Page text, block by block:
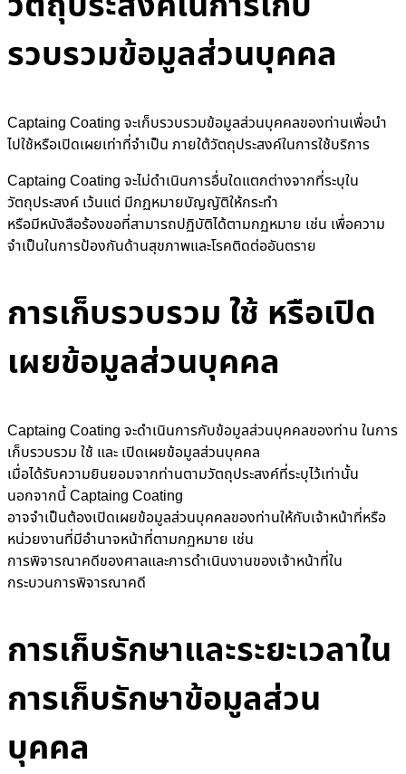
รวบรวมข้อมูลส่วนบุคคล
Captaing Coating จะเก็บรวบรวมข้อมูลส่วนบุคคลของท่านเพื่อนำ
ไปใช้หรือเปิดเผยเท่าที่จำเป็น ภายใต้วัตถุประสงค์ในการใช้บริการ
Captaing Coating จะไม่ดำเนินการอื่นใดแตกต่างจากที่ระบุใน
วัตถุประสงค์ เว้นแต่ มีกฏหมายบัญญัติให้กระทำ
หรือมีหนังสือร้องขอที่สามารถปฏิบัติได้ตามกฏหมาย เช่น เพื่อความ
จำเป็นในการป้องกันด้านสุขภาพและโรคติดต่ออันตราย
การเก็บรวบรวม ใช้ หรือเปิด
เผยข้อมูลส่วนบุคคล
Captaing Coating จะดำเนินการกับข้อมูลส่วนบุคคลของท่าน ในการ
เก็บรวบรวม ใช้ และ เปิดเผยข้อมูลส่วนบุคคล
เมื่อได้รับความยินยอมจากท่านตามวัตถุประสงค์ที่ระบุไว้เท่านั้น
นอกจากนี้ Captaing Coating
อาจจำเป็นต้องเปิดเผยข้อมูลส่วนบุคคลของท่านให้กับเจ้าหน้าที่หรือ
หน่วยงานที่มีอำนาจหน้าที่ตามกฏหมาย เช่น
การพิจารณาคดีของศาลและการดำเนินงานของเจ้าหน้าที่ใน
กระบวนการพิจารณาคดี
การเก็บรักษาและระยะเวลาใน
การเก็บรักษาข้อมูลส่วน
บุคคล